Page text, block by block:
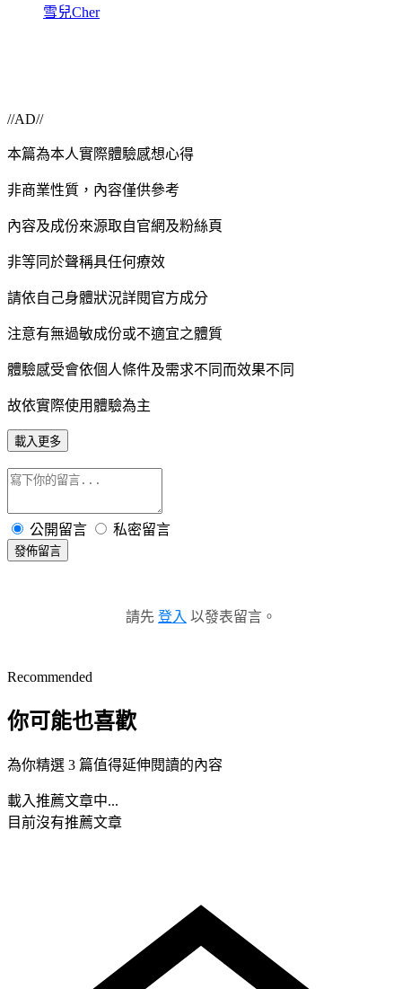
雪兒Cher
//AD//
本篇為本人實際體驗感想心得
非商業性質，內容僅供參考
內容及成份來源取自官網及粉絲頁
非等同於聲稱具任何療效
請依自己身體狀況詳閱官方成分
注意有無過敏成份或不適宜之體質
體驗感受會依個人條件及需求不同而效果不同
故依實際使用體驗為主
載入更多
公開留言 私密留言
發佈留言
請先 登入 以發表留言。
Recommended
你可能也喜歡
為你精選 3 篇值得延伸閱讀的內容
載入推薦文章中...
目前沒有推薦文章